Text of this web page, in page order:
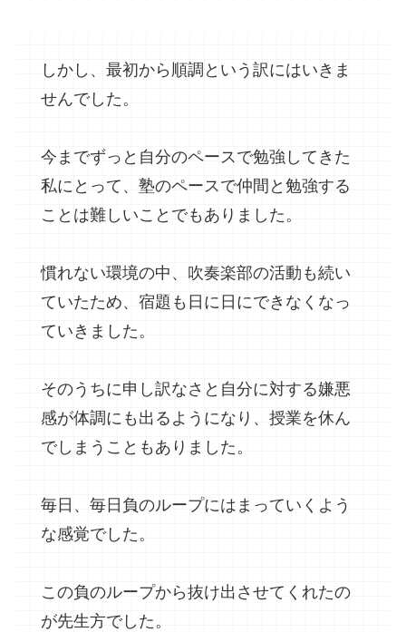
しかし、最初から順調という訳にはいきま
せんでした。
今までずっと自分のペースで勉強してきた
私にとって、塾のペースで仲間と勉強する
ことは難しいことでもありました。
慣れない環境の中、吹奏楽部の活動も続い
ていたため、宿題も日に日にできなくなっ
ていきました。
そのうちに申し訳なさと自分に対する嫌悪
感が体調にも出るようになり、授業を休ん
でしまうこともありました。
毎日、毎日負のループにはまっていくよう
な感覚でした。
この負のループから抜け出させてくれたの
が先生方でした。